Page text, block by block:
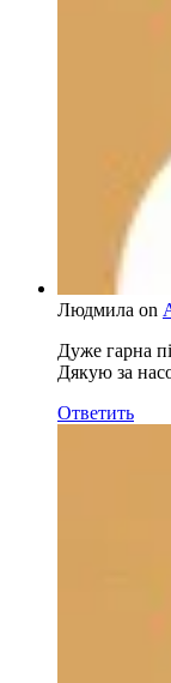
Людмила on
Дуже гарна
Дякую за
Ответить